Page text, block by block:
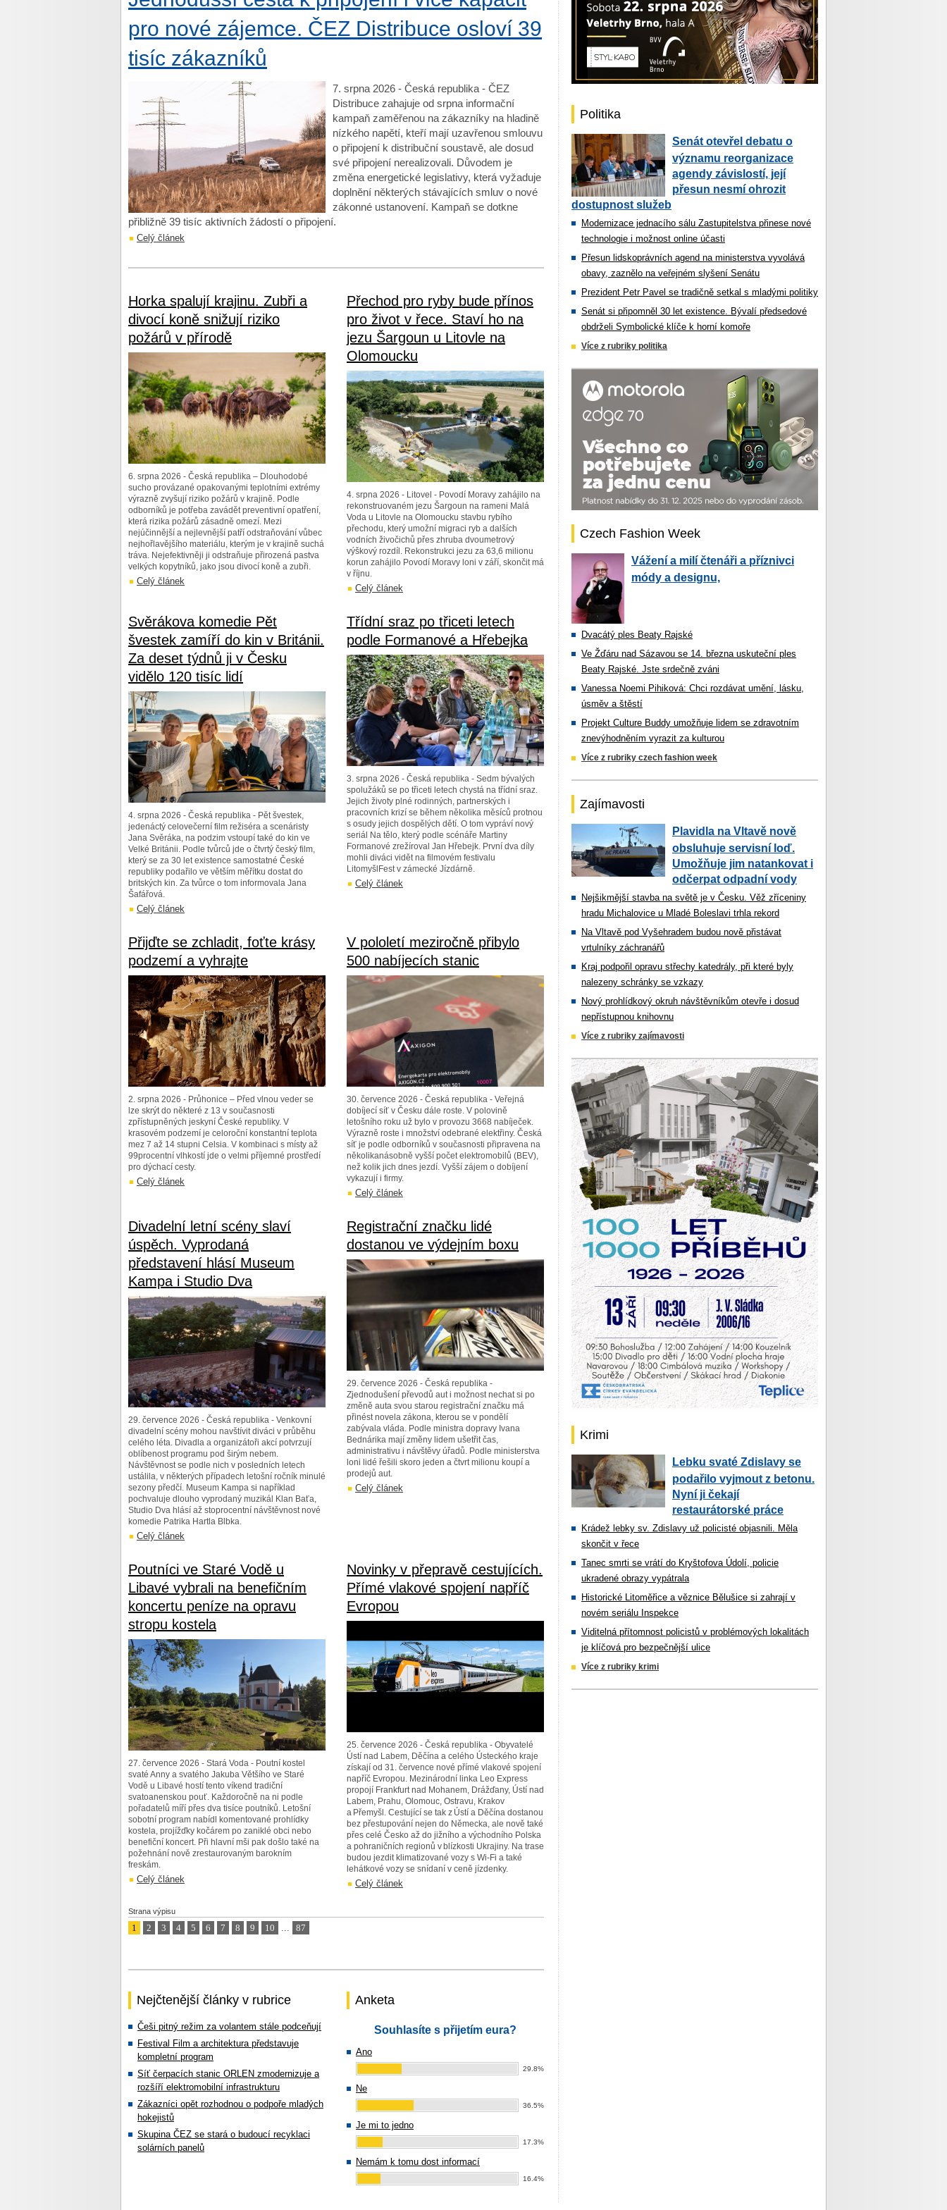
pro nové zájemce. ČEZ Distribuce osloví 39
tisíc zákazníků
7. srpna 2026 - Česká republika - ČEZ
Distribuce zahajuje od srpna informační
kampaň zaměřenou na zákazníky na hladině
nízkého napětí, kteří mají uzavřenou smlouvu
o připojení k distribuční soustavě, ale dosud
své připojení nerealizovali. Důvodem je
změna energetické legislativy, která vyžaduje
doplnění některých stávajících smluv o nové
zákonné ustanovení. Kampaň se dotkne
přibližně 39 tisíc aktivních žádostí o připojení.
Celý článek
Horka spalují krajinu. Zubři a
divocí koně snižují riziko
požárů v přírodě
6. srpna 2026 - Česká republika – Dlouhodobé
sucho provázané opakovanými teplotními extrémy
výrazně zvyšují riziko požárů v krajině. Podle
odborníků je potřeba zavádět preventivní opatření,
která rizika požárů zásadně omezí. Mezi
nejúčinnější a nejlevnější patří odstraňování vůbec
nejhořlavějšího materiálu, kterým je v krajině suchá
tráva. Nejefektivněji ji odstraňuje přirozená pastva
velkých kopytníků, jako jsou divocí koně a zubři.
Celý článek
Přechod pro ryby bude přínos
pro život v řece. Staví ho na
jezu Šargoun u Litovle na
Olomoucku
4. srpna 2026 - Litovel - Povodí Moravy zahájilo na
rekonstruovaném jezu Šargoun na rameni Malá
Voda u Litovle na Olomoucku stavbu rybího
přechodu, který umožní migraci ryb a dalších
vodních živočichů přes zhruba dvoumetrový
výškový rozdíl. Rekonstrukci jezu za 63,6 milionu
korun zahájilo Povodí Moravy loni v září, skončit má
v říjnu.
Celý článek
Svěrákova komedie Pět
švestek zamíří do kin v Británii.
Za deset týdnů ji v Česku
vidělo 120 tisíc lidí
4. srpna 2026 - Česká republika - Pět švestek,
jedenáctý celovečerní film režiséra a scenáristy
Jana Svěráka, na podzim vstoupí také do kin ve
Velké Británii. Podle tvůrců jde o čtvrtý český film,
který se za 30 let existence samostatné České
republiky podařilo ve větším měřítku dostat do
britských kin. Za tvůrce o tom informovala Jana
Šafářová.
Celý článek
Třídní sraz po třiceti letech
podle Formanové a Hřebejka
3. srpna 2026 - Česká republika - Sedm bývalých
spolužáků se po třiceti letech chystá na třídní sraz.
Jejich životy plné rodinných, partnerských i
pracovních krizí se během několika měsíců protnou
s osudy jejich dospělých dětí. O tom vypráví nový
seriál Na tělo, který podle scénáře Martiny
Formanové zrežíroval Jan Hřebejk. První dva díly
mohli diváci vidět na filmovém festivalu
LitomyšlFest v zámecké Jízdárně.
Celý článek
Přijďte se zchladit, foťte krásy
podzemí a vyhrajte
2. srpna 2026 - Průhonice – Před vlnou veder se
lze skrýt do některé z 13 v současnosti
zpřístupněných jeskyní České republiky. V
krasovém podzemí je celoroční konstantní teplota
mez 7 až 14 stupni Celsia. V kombinaci s místy až
99procentní vlhkostí jde o velmi příjemné prostředí
pro dýchací cesty.
Celý článek
V pololetí meziročně přibylo
500 nabíjecích stanic
30. července 2026 - Česká republika - Veřejná
dobíjecí síť v Česku dále roste. V polovině
letošního roku už bylo v provozu 3668 nabíječek.
Výrazně roste i množství odebrané elektřiny. Česká
síť je podle odborníků v současnosti připravena na
několikanásobně vyšší počet elektromobilů (BEV),
než kolik jich dnes jezdí. Vyšší zájem o dobíjení
vykazují i firmy.
Celý článek
Divadelní letní scény slaví
úspěch. Vyprodaná
představení hlásí Museum
Kampa i Studio Dva
29. července 2026 - Česká republika - Venkovní
divadelní scény mohou navštívit diváci v průběhu
celého léta. Divadla a organizátoři akcí potvrzují
oblíbenost programu pod širým nebem.
Návštěvnost se podle nich v posledních letech
ustálila, v některých případech letošní ročník minulé
sezony předčí. Museum Kampa si například
pochvaluje dlouho vyprodaný muzikál Klan Baťa,
Studio Dva hlásí až stoprocentní návštěvnost nové
komedie Patrika Hartla Blbka.
Celý článek
Registrační značku lidé
dostanou ve výdejním boxu
29. července 2026 - Česká republika -
Zjednodušení převodů aut i možnost nechat si po
změně auta svou starou registrační značku má
přinést novela zákona, kterou se v pondělí
zabývala vláda. Podle ministra dopravy Ivana
Bednárika mají změny lidem ušetřit čas,
administrativu i návštěvy úřadů. Podle ministerstva
loni lidé řešili skoro jeden a čtvrt milionu koupí a
prodejů aut.
Celý článek
Poutníci ve Staré Vodě u
Libavé vybrali na benefičním
koncertu peníze na opravu
stropu kostela
27. července 2026 - Stará Voda - Poutní kostel
svaté Anny a svatého Jakuba Většího ve Staré
Vodě u Libavé hostí tento víkend tradiční
svatoanenskou pouť. Každoročně na ni podle
pořadatelů míří přes dva tisíce poutníků. Letošní
sobotní program nabídl komentované prohlídky
kostela, projížďky kočárem po zaniklé obci nebo
benefiční koncert. Při hlavní mši pak došlo také na
požehnání nově zrestaurovaným barokním
freskám.
Celý článek
Novinky v přepravě cestujících.
Přímé vlakové spojení napříč
Evropou
25. července 2026 - Česká republika - Obyvatelé
Ústí nad Labem, Děčína a celého Ústeckého kraje
získají od 31. července nové přímé vlakové spojení
napříč Evropou. Mezinárodní linka Leo Express
propojí Frankfurt nad Mohanem, Drážďany, Ústí nad
Labem, Prahu, Olomouc, Ostravu, Krakov
a Přemyšl. Cestující se tak z Ústí a Děčína dostanou
bez přestupování nejen do Německa, ale nově také
přes celé Česko až do jižního a východního Polska
a pohraničních regionů v blízkosti Ukrajiny. Na trase
budou jezdit klimatizované vozy s Wi-Fi a také
lehátkové vozy se snídaní v ceně jízdenky.
Celý článek
Strana výpisu
1 2 3 4 5 6 7 8 9 10 ... 87
Nejčtenější články v rubrice
Češi pitný režim za volantem stále podceňují
Festival Film a architektura představuje
kompletní program
Síť čerpacích stanic ORLEN zmodernizuje a
rozšíří elektromobilní infrastrukturu
Zákazníci opět rozhodnou o podpoře mladých
hokejistů
Skupina ČEZ se stará o budoucí recyklaci
solárních panelů
Anketa
Souhlasíte s přijetím eura?
Ano
29.8%
Ne
36.5%
Je mi to jedno
17.3%
Nemám k tomu dost informací
16.4%
Politika
Senát otevřel debatu o
významu reorganizace
agendy závislostí, její
přesun nesmí ohrozit
dostupnost služeb
Modernizace jednacího sálu Zastupitelstva přinese nové
technologie i možnost online účasti
Přesun lidskoprávních agend na ministerstva vyvolává
obavy, zaznělo na veřejném slyšení Senátu
Prezident Petr Pavel se tradičně setkal s mladými politiky
Senát si připomněl 30 let existence. Bývalí předsedové
obdrželi Symbolické klíče k horní komoře
Více z rubriky politika
Czech Fashion Week
Vážení a milí čtenáři a příznivci
módy a designu,
Dvacátý ples Beaty Rajské
Ve Žďáru nad Sázavou se 14. března uskuteční ples
Beaty Rajské. Jste srdečně zváni
Vanessa Noemi Pihiková: Chci rozdávat umění, lásku,
úsměv a štěstí
Projekt Culture Buddy umožňuje lidem se zdravotním
znevýhodněním vyrazit za kulturou
Více z rubriky czech fashion week
Zajímavosti
Plavidla na Vltavě nově
obsluhuje servisní loď.
Umožňuje jim natankovat i
odčerpat odpadní vody
Nejšikmější stavba na světě je v Česku. Věž zříceniny
hradu Michalovice u Mladé Boleslavi trhla rekord
Na Vltavě pod Vyšehradem budou nově přistávat
vrtulníky záchranářů
Kraj podpořil opravu střechy katedrály, při které byly
nalezeny schránky se vzkazy
Nový prohlídkový okruh návštěvníkům otevře i dosud
nepřístupnou knihovnu
Více z rubriky zajímavosti
Krimi
Lebku svaté Zdislavy se
podařilo vyjmout z betonu.
Nyní ji čekají
restaurátorské práce
Krádež lebky sv. Zdislavy už policisté objasnili. Měla
skončit v řece
Tanec smrti se vrátí do Kryštofova Údolí, policie
ukradené obrazy vypátrala
Historické Litoměřice a věznice Bělušice si zahrají v
novém seriálu Inspekce
Viditelná přítomnost policistů v problémových lokalitách
je klíčová pro bezpečnější ulice
Více z rubriky krimi